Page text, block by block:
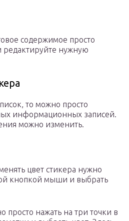
содержимое просто
редактируйте нужную
то можно просто
информационных записей.
можно изменить.
цвет стикера нужно
кнопкой мыши и выбрать
просто нажать на три точки в